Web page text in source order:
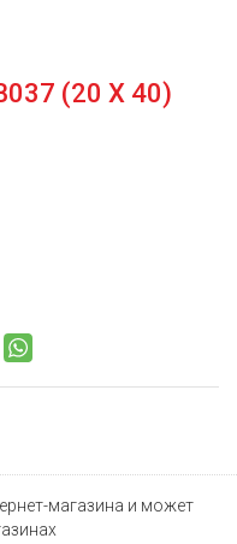
(20 Х 40)
магазина и может